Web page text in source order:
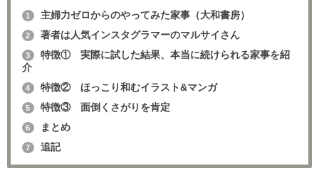
1 主婦力ゼロからのやってみた家事（大和書房）
2 著者は人気インスタグラマーのマルサイさん
3
特徴① 実際に試した結果、本当に続けられる家事を紹
介
4 特徴② ほっこり和むイラスト&マンガ
5 特徴③ 面倒くさがりを肯定
6 まとめ
7 追記